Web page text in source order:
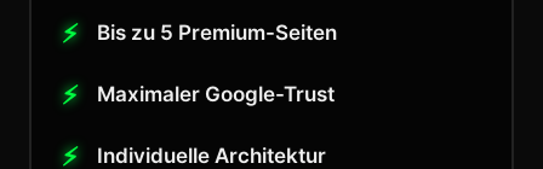
Bis zu 5 Premium-Seiten
Maximaler Google-Trust
Individuelle Architektur